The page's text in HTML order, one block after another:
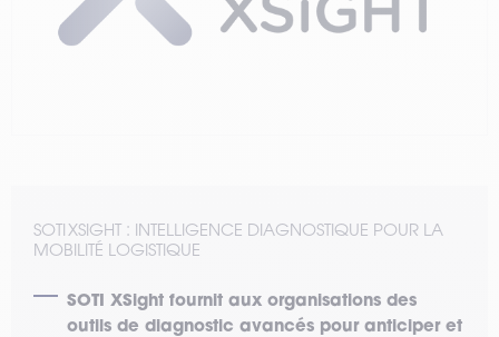
SOTI XSIGHT : INTELLIGENCE DIAGNOSTIQUE POUR LA
MOBILITÉ LOGISTIQUE
SOTI XSight fournit aux organisations des
outils de diagnostic avancés pour anticiper et